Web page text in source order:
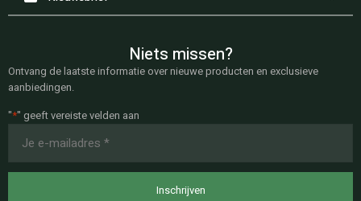
Niets missen?
Ontvang de laatste informatie over nieuwe producten en exclusieve
aanbiedingen.
"*" geeft vereiste velden aan
mailadres
*